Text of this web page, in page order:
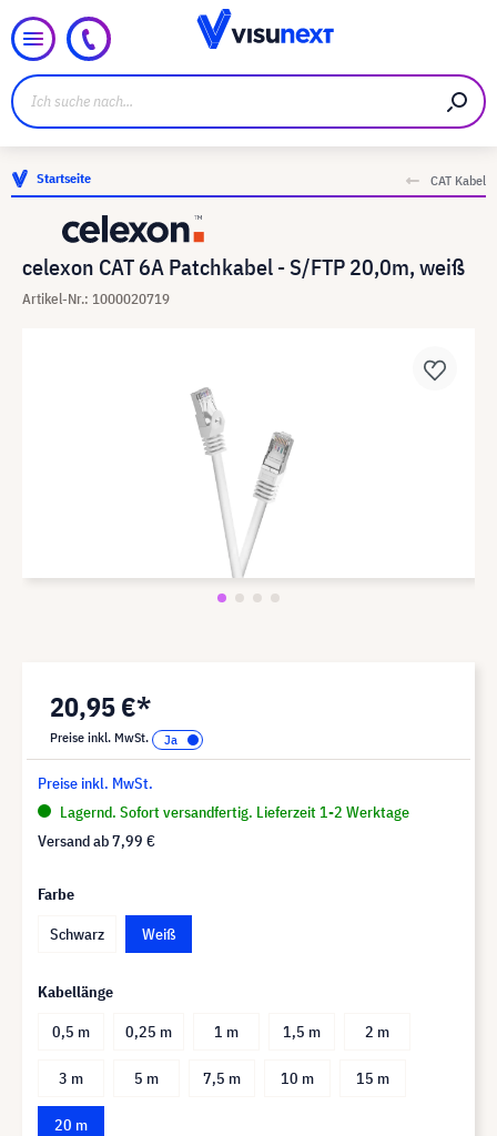
Startseite CAT Kabel
celexon CAT 6A Patchkabel - S/FTP 20,0m, weiß
Artikel-Nr.: 1000020719
20,95 €*
Preise inkl. MwSt.
Preise inkl. MwSt.
Lagernd. Sofort versandfertig. Lieferzeit 1-2 Werktage
Versand ab7,99 €
Farbe
Schwarz
Weiß
Kabellänge
0,5 m
0,25 m 1 m 1,5 m 2 m
3 m 5 m 7,5 m 10 m 15 m
20 m